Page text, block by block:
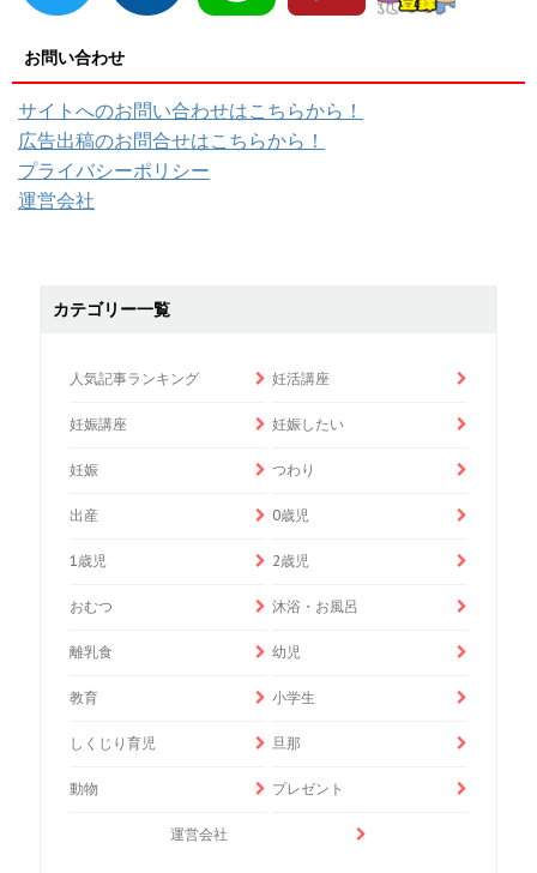
お問い合わせ
サイトへのお問い合わせはこちらから！
広告出稿のお問合せはこちらから！
プライバシーポリシー
運営会社
カテゴリー一覧
人気記事ランキング 妊活講座
妊娠講座 妊娠したい
妊娠 つわり
出産 0歳児
1歳児 2歳児
おむつ 沐浴・お風呂
離乳食 幼児
教育 小学生
しくじり育児 旦那
動物 プレゼント
運営会社